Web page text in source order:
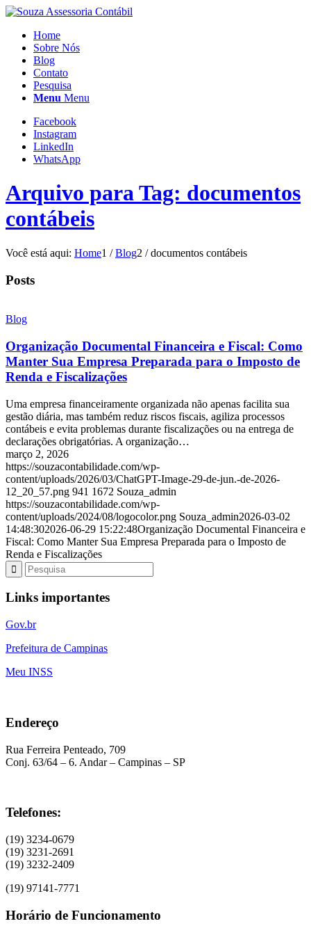
Home
Sobre Nós
Blog
Contato
Pesquisa
Menu Menu
Facebook
Instagram
LinkedIn
WhatsApp
Arquivo para Tag: documentos
contábeis
Você está aqui: Home1 / Blog2 / documentos contábeis
Posts
Blog
Organização Documental Financeira e Fiscal: Como
Manter Sua Empresa Preparada para o Imposto de
Renda e Fiscalizações
Uma empresa financeiramente organizada não apenas facilita sua
gestão diária, mas também reduz riscos fiscais, agiliza processos
contábeis e evita problemas durante fiscalizações ou na entrega de
declarações obrigatórias. A organização…
março 2, 2026
https://souzacontabilidade.com/wp-
content/uploads/2026/03/ChatGPT-Image-29-de-jun.-de-2026-
12_20_57.png 941 1672 Souza_admin
https://souzacontabilidade.com/wp-
content/uploads/2024/08/logocolor.png Souza_admin2026-03-02
14:48:302026-06-29 15:22:48Organização Documental Financeira e
Fiscal: Como Manter Sua Empresa Preparada para o Imposto de
Renda e Fiscalizações
Links importantes
Gov.br
Prefeitura de Campinas
Meu INSS
Endereço
Rua Ferreira Penteado, 709
Conj. 63/64 – 6. Andar – Campinas – SP
Telefones:
(19) 3234-0679
(19) 3231-2691
(19) 3232-2409
(19) 97141-7771
Horário de Funcionamento